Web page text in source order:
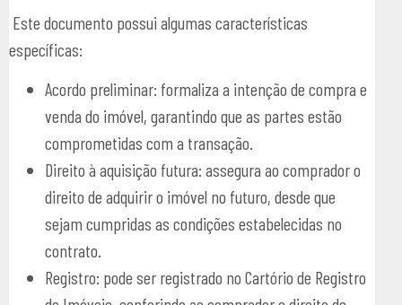
Este documento possui algumas características
específicas:
Acordo preliminar: formaliza a intenção de compra e
venda do imóvel, garantindo que as partes estão
comprometidas com a transação.
Direito à aquisição futura: assegura ao comprador o
direito de adquirir o imóvel no futuro, desde que
sejam cumpridas as condições estabelecidas no
contrato.
Registro: pode ser registrado no Cartório de Registro